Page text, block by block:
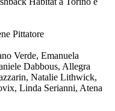
Pittatore
Verde, Emanuela
Dabbous, Allegra
Natalie Lithwick,
Linda Serianni, Atena